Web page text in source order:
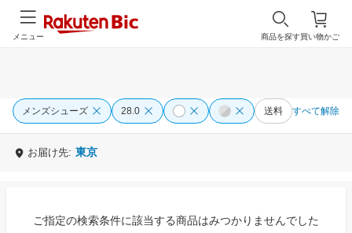
買い物かご
商品を探す
メニュー
メンズシューズ 28.0 送料 すべて解除
お届け先: 東京
ご指定の検索条件に該当する商品はみつかりませんでした